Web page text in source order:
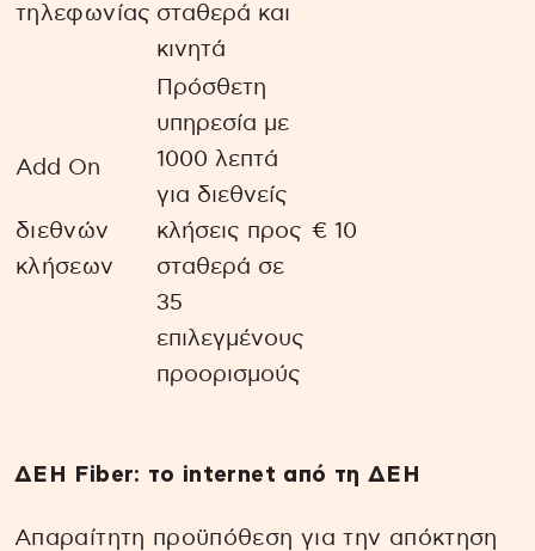
τηλεφωνίας σταθερά και
κινητά
Add On
διεθνών
κλήσεων
Πρόσθετη
υπηρεσία με
1000 λεπτά
για διεθνείς
κλήσεις προς
σταθερά σε
35
επιλεγμένους
προορισμούς
€ 10
ΔΕΗ Fiber: το internet από τη ΔΕΗ
Απαραίτητη προϋπόθεση για την απόκτηση